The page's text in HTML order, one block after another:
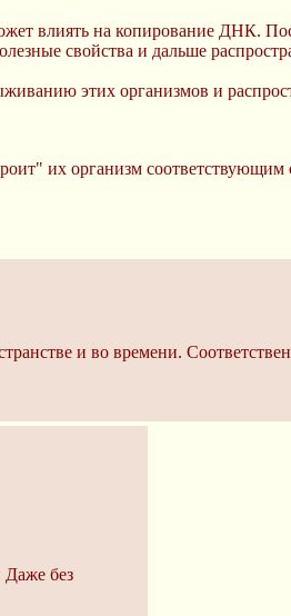
влиять на копирование ДНК.
свойства и дальше
этих организмов и
их организм соответствующим
и во времени.
Даже без